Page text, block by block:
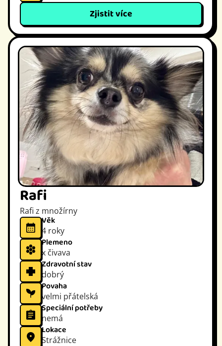
Zjistit více
Rafi
Rafi z množírny
Věk
4 roky
Plemeno
x čivava
Zdravotní stav
dobrý
Povaha
velmi přátelská
Speciální potřeby
nemá
Lokace
Strážnice